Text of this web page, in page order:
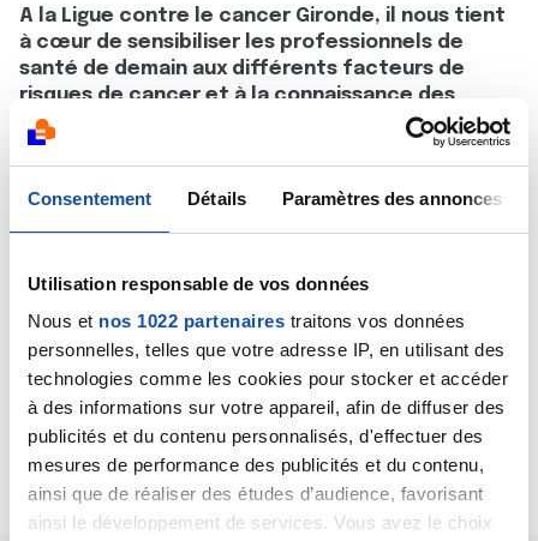
Consentement Détails Paramètres des annonces
Utilisation responsable de vos données
Nous et nos 1022 partenaires traitons vos données
personnelles, telles que votre adresse IP, en utilisant des
technologies comme les cookies pour stocker et accéder
à des informations sur votre appareil, afin de diffuser des
publicités et du contenu personnalisés, d'effectuer des
mesures de performance des publicités et du contenu,
ainsi que de réaliser des études d’audience, favorisant
ainsi le développement de services. Vous avez le choix
A la Ligue contre le cancer Gironde, il nous tient
à cœur de sensibiliser les professionnels de
santé de demain aux différents facteurs de
risques de cancer et à la connaissance des
missions de notre association. Cela passe par
des interventions en classe sur l’information sur
l’animation de stands sur certaines thématiques.
Prévention:https://www.ligue-cancer33.fr/faire-
Partager :